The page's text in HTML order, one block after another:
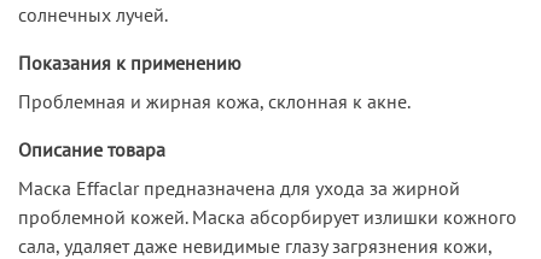
солнечных лучей.
Показания к применению
Проблемная и жирная кожа, склонная к акне.
Описание товара
Маска Effaclar предназначена для ухода за жирной
проблемной кожей. Маска абсорбирует излишки кожного
сала, удаляет даже невидимые глазу загрязнения кожи,